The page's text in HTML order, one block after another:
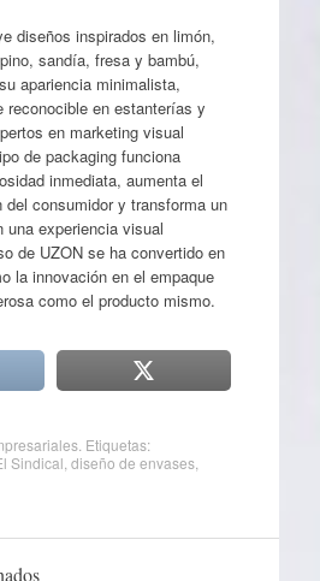
diseños inspirados en limón,
sandía, fresa y bambú,
apariencia minimalista,
reconocible en estanterías y
en marketing visual
de packaging funciona
inmediata, aumenta el
del consumidor y transforma un
una experiencia visual
de UZON se ha convertido en
la innovación en el empaque
como el producto mismo.
. Etiquetas:
Sindical diseño de envases,